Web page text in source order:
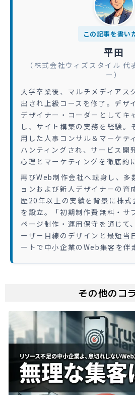
この記事を書い
平田
（株式会社ウィズスタイル
ー）
大学卒業後、マルチメディアス
出され上級コースを修了。デザ
デザイナー・コーダーとしてキ
し、サイト構築の実務を経験。
用した人事コンサル＆マーケテ
ハンティングされ、サービス開
心理とマーケティングを徹底的
再びWeb制作会社へ転身し、多
ョンおよび新人デザイナーの育
歴20年以上の実績を背景に株式
を設立。「初期制作費無料・サ
ページ制作・運用保守を通じて
ーザー目線のデザインと最短当
ートで中小企業のWeb集客を伴
その他のコ